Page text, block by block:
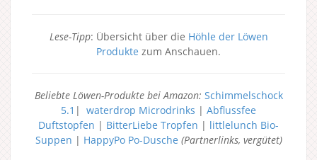
Lese-Tipp: Übersicht über die Höhle der Löwen
Produkte zum Anschauen.
Beliebte Löwen-Produkte bei Amazon: Schimmelschock
5.1 | waterdrop Microdrinks | Abflussfee
Duftstopfen | BitterLiebe Tropfen | littlelunch Bio-
Suppen | HappyPo Po-Dusche (Partnerlinks, vergütet)